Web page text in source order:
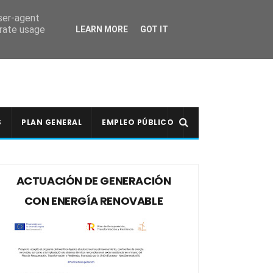
PLAN GENERAL EMPLEO PÚBLICO
ACTUACIÓN DE GENERACIÓN
CON ENERGÍA RENOVABLE
agent
usage
LEARN MORE GOT IT